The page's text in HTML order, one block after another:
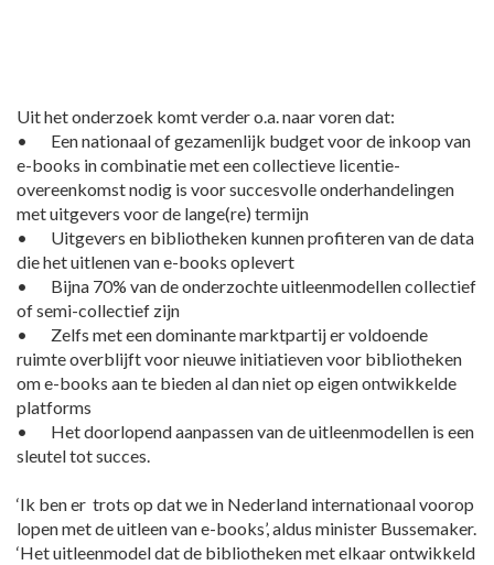
Uit het onderzoek komt verder o.a. naar voren dat:
• Een nationaal of gezamenlijk budget voor de inkoop van
e-books in combinatie met een collectieve licentie-
overeenkomst nodig is voor succesvolle onderhandelingen
met uitgevers voor de lange(re) termijn
• Uitgevers en bibliotheken kunnen profiteren van de data
die het uitlenen van e-books oplevert
• Bijna 70% van de onderzochte uitleenmodellen collectief
of semi-collectief zijn
• Zelfs met een dominante marktpartij er voldoende
ruimte overblijft voor nieuwe initiatieven voor bibliotheken
om e-books aan te bieden al dan niet op eigen ontwikkelde
platforms
• Het doorlopend aanpassen van de uitleenmodellen is een
sleutel tot succes.
‘Ik ben er trots op dat we in Nederland internationaal voorop
lopen met de uitleen van e-books’, aldus minister Bussemaker.
‘Het uitleenmodel dat de bibliotheken met elkaar ontwikkeld